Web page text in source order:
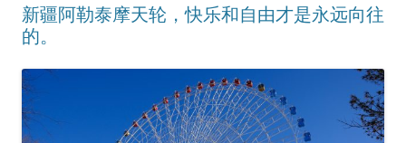
新疆阿勒泰摩天轮，快乐和自由才是永远向往
的。